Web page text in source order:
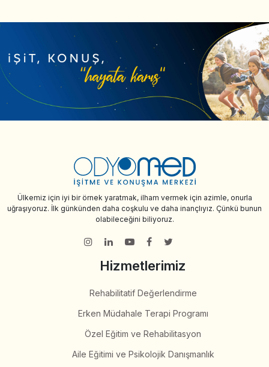
Ülkemiz için iyi bir örnek yaratmak, ilham vermek için azimle, onurla
uğraşıyoruz. İlk günkünden daha coşkulu ve daha inançlıyız. Çünkü bunun
olabileceğini biliyoruz.
Hizmetlerimiz
Rehabilitatif Değerlendirme
Erken Müdahale Terapi Programı
Özel Eğitim ve Rehabilitasyon
Aile Eğitimi ve Psikolojik Danışmanlık